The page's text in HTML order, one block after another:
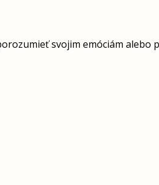
svojim emóciám alebo